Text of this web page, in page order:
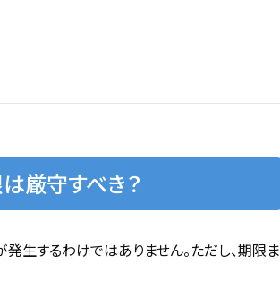
厳守すべき？
生するわけではありません。ただし、期限ま